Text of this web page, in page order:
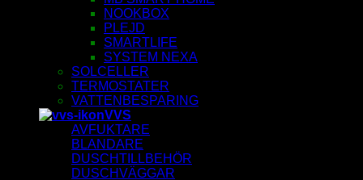
NOOKBOX
PLEJD
SMARTLIFE
SYSTEM NEXA
SOLCELLER
TERMOSTATER
VATTENBESPARING
VVS
AVFUKTARE
BLANDARE
DUSCHTILLBEHÖR
DUSCHVÄGGAR